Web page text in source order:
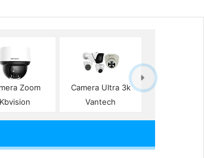
Zoom
Kbvision
Camera Ultra 3k
Vantech